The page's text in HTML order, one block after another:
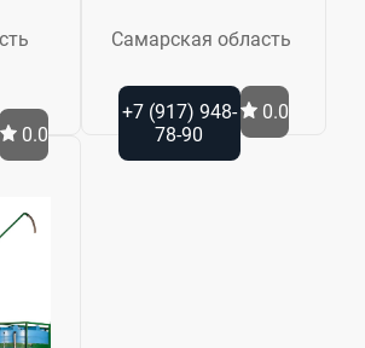
0.0
Самарская область
+7 (917) 948-
78-90
0.0